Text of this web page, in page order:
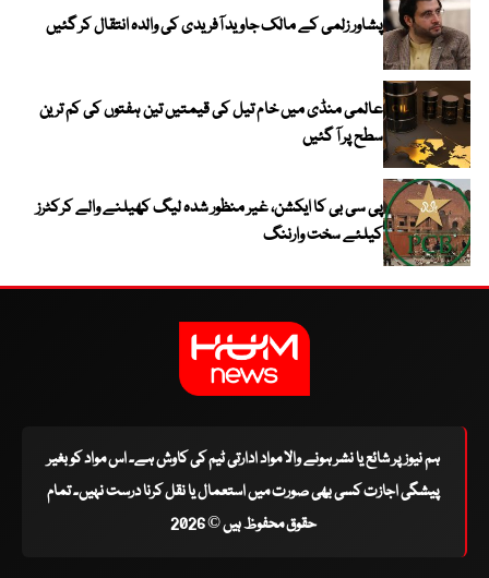
پشاور زلمی کے مالک جاوید آفریدی کی والدہ انتقال کر گئیں
عالمی منڈی میں خام تیل کی قیمتیں تین ہفتوں کی کم ترین
سطح پر آ گئیں
پی سی بی کا ایکشن، غیر منظور شدہ لیگ کھیلنے والے کرکٹرز
کیلئے سخت وارننگ
ہم نیوز پر شائع یا نشر ہونے والا مواد ادارتی ٹیم کی کاوش ہے۔ اس مواد کو بغیر
پیشگی اجازت کسی بھی صورت میں استعمال یا نقل کرنا درست نہیں۔ تمام
حقوق محفوظ ہیں © 2026